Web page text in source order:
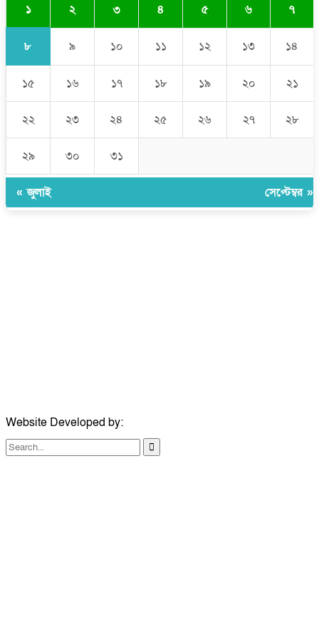
১ ২ ৩ ৪ ৫ ৬ ৭
৮ ৯ ১০ ১১ ১২ ১৩ ১৪
১৫ ১৬ ১৭ ১৮ ১৯ ২০ ২১
২২ ২৩ ২৪ ২৫ ২৬ ২৭ ২৮
২৯ ৩০ ৩১
« জুলাই সেপ্টেম্বর »
Website Developed by: